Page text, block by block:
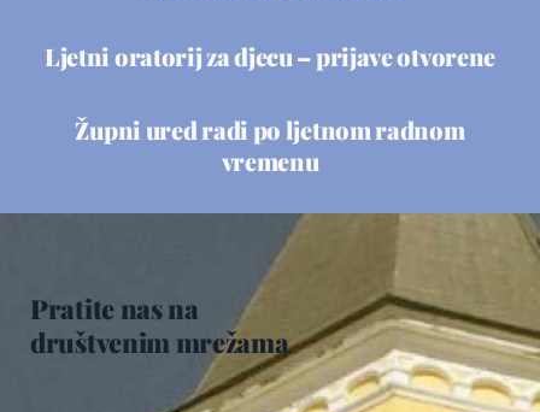
Ljetni oratorij za djecu – prijave otvorene
Župni ured radi po ljetnom radnom
vremenu
Pratite nas na
društvenim mrežama